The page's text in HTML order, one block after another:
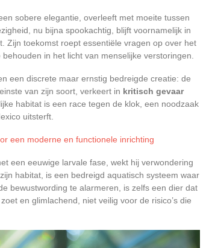
sobere elegantie, overleeft met moeite tussen
nu bijna spookachtig, blijft voornamelijk in
Zijn toekomst roept essentiële vragen op over het
in het licht van menselijke verstoringen.
een discrete maar ernstig bedreigde creatie: de
van zijn soort, verkeert in kritisch gevaar
habitat is een race tegen de klok, een noodzaak
uitsterft.
een moderne en functionele inrichting
een eeuwige larvale fase, wekt hij verwondering
habitat, is een bedreigd aquatisch systeem waar
bewustwording te alarmeren, is zelfs een dier dat
en glimlachend, niet veilig voor de risico’s die